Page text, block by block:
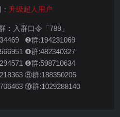
升级超人用户
：入群口令「789」
❷群:194231069
❹群:482340327
❻群:598710634
⑧群:188350205
⑩群:1029288140